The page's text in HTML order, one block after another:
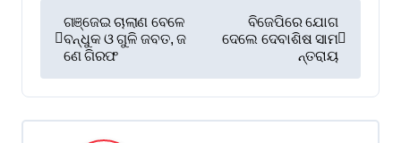
o
s
t
ଗଞ୍ଜେଇ ଚାଲାଣ ବେଳେ
ବନ୍ଧୁକ ଓ ଗୁଳି ଜବତ, ଜ
ଣେ ଗିରଫ
ବିଜେପିରେ ଯୋଗ
ଦେଲେ ଦେବାଶିଷ ସାମ
ନ୍ତରାୟ